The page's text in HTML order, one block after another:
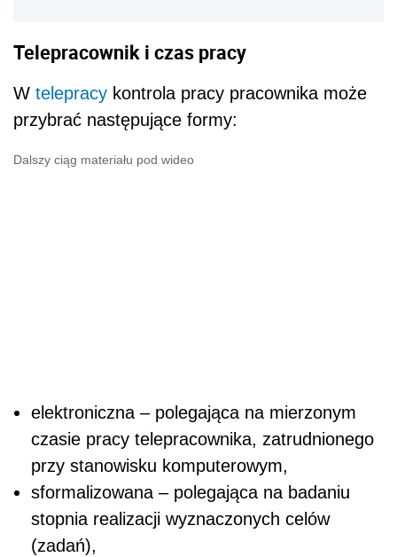
Telepracownik i czas pracy
W telepracy kontrola pracy pracownika może
przybrać następujące formy:
Dalszy ciąg materiału pod wideo
elektroniczna – polegająca na mierzonym
czasie pracy telepracownika, zatrudnionego
przy stanowisku komputerowym,
sformalizowana – polegająca na badaniu
stopnia realizacji wyznaczonych celów
(zadań),